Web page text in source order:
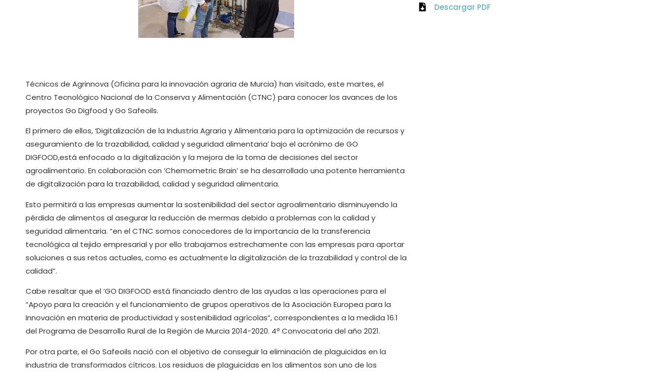
Técnicos de Agrinnova (Oficina para la innovación agraria de Murcia) han visitado, este martes, el
Centro Tecnológico Nacional de la Conserva y Alimentación (CTNC) para conocer los avances de los
proyectos Go Digfood y Go Safeoils.
El primero de ellos, ‘Digitalización de la Industria Agraria y Alimentaria para la optimización de recursos y
aseguramiento de la trazabilidad, calidad y seguridad alimentaria’ bajo el acrónimo de GO
DIGFOOD,está enfocado a la digitalización y la mejora de la toma de decisiones del sector
agroalimentario. En colaboración con ‘Chemometric Brain’ se ha desarrollado una potente herramienta
de digitalización para la trazabilidad, calidad y seguridad alimentaria.
Esto permitirá a las empresas aumentar la sostenibilidad del sector agroalimentario disminuyendo la
pérdida de alimentos al asegurar la reducción de mermas debido a problemas con la calidad y
seguridad alimentaria. “en el CTNC somos conocedores de la importancia de la transferencia
tecnológica al tejido empresarial y por ello trabajamos estrechamente con las empresas para aportar
soluciones a sus retos actuales, como es actualmente la digitalización de la trazabilidad y control de la
calidad”.
Cabe resaltar que el ‘GO DIGFOOD está financiado dentro de las ayudas a las operaciones para el
“Apoyo para la creación y el funcionamiento de grupos operativos de la Asociación Europea para la
Innovación en materia de productividad y sostenibilidad agrícolas”, correspondientes a la medida 16.1
del Programa de Desarrollo Rural de la Región de Murcia 2014-2020. 4ª Convocatoria del año 2021.
Por otra parte, el Go Safeoils nació con el objetivo de conseguir la eliminación de plaguicidas en la
industria de transformados cítricos. Los residuos de plaguicidas en los alimentos son uno de los
Descargar PDF